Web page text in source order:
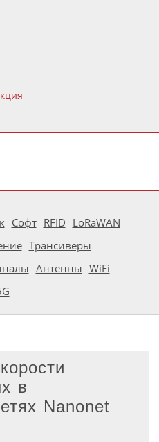
Софт RFID LoRaWAN
Трансиверы
Антенны WiFi
в
Nanonet